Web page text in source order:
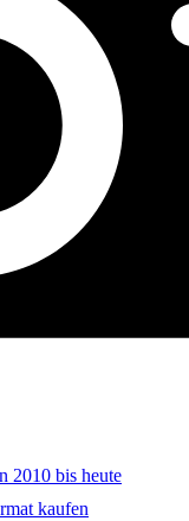
2010 bis heute
kaufen